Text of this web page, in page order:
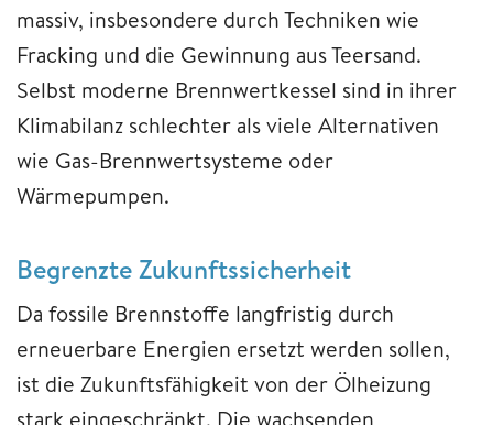
massiv, insbesondere durch Techniken wie
Fracking und die Gewinnung aus Teersand.
Selbst moderne Brennwertkessel sind in ihrer
Klimabilanz schlechter als viele Alternativen
wie Gas-Brennwertsysteme oder
Wärmepumpen.
Begrenzte Zukunftssicherheit
Da fossile Brennstoffe langfristig durch
erneuerbare Energien ersetzt werden sollen,
ist die Zukunftsfähigkeit von der Ölheizung